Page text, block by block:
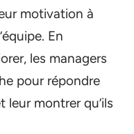
motivation à
En
les managers
pour répondre
leur montrer qu’ils